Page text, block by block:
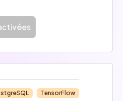
TensorFlow